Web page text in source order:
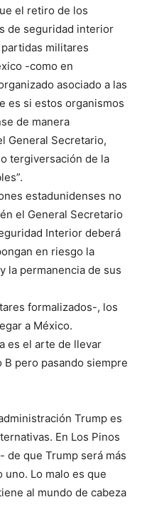
el retiro de los
de seguridad interior
militares
-como en
asociado a las
es si estos organismos
de manera
General Secretario,
tergiversación de la
estadunidenses no
el General Secretario
Interior deberá
en riesgo la
la permanencia de sus
formalizados-, los
a México.
es el arte de llevar
pero pasando siempre
Trump es
En Los Pinos
que Trump será más
Lo malo es que
al mundo de cabeza